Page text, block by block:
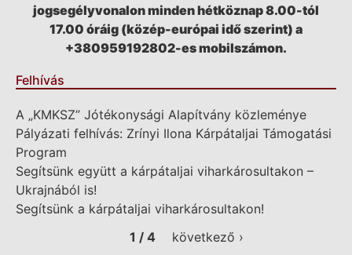
jogsegélyvonalon minden hétköznap 8.00-tól
17.00 óráig (közép-európai idő szerint) a
+380959192802-es mobilszámon.
Felhívás
A „KMKSZ” Jótékonysági Alapítvány közleménye
Pályázati felhívás: Zrínyi Ilona Kárpátaljai Támogatási
Program
Segítsünk együtt a kárpátaljai viharkárosultakon –
Ukrajnából is!
Segítsünk a kárpátaljai viharkárosultakon!
1 / 4
következő ›